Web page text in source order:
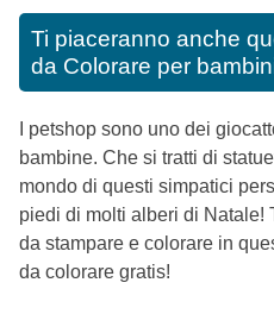
Ti piaceranno anche
da Colorare per
I petshop sono uno dei
bambine. Che si tratti di
mondo di questi simpatici
piedi di molti alberi di Natale!
da stampare e colorare in
da colorare gratis!